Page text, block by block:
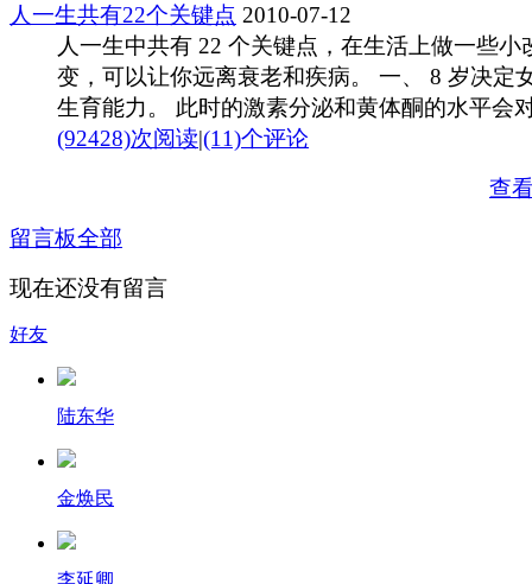
人一生共有22个关键点 2010-07-12
人一生中共有 22 个关键点，在生活上做一些小
变，可以让你远离衰老和疾病。 一、 8 岁决定
生育能力。 此时的激素分泌和黄体酮的水平会
(92428)次阅读|(11)个评论
查
留言板全部
现在还没有留言
好友
陆东华
金焕民
李延卿